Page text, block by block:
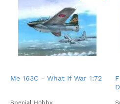
Me 163C - What If War 1:72